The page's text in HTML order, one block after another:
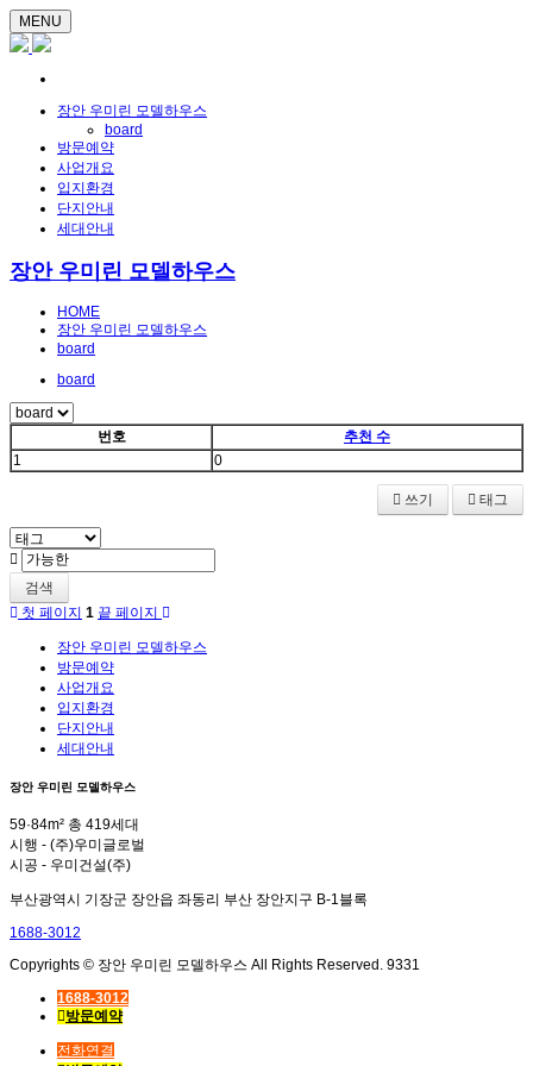
MENU
장안 우미린 모델하우스
board
방문예약
사업개요
입지환경
단지안내
세대안내
장안 우미린 모델하우스
HOME
장안 우미린 모델하우스
board
board
번호
추천 수
1
0
쓰기 태그
검색
첫 페이지 1 끝 페이지
장안 우미린 모델하우스
방문예약
사업개요
입지환경
단지안내
세대안내
장안 우미린 모델하우스
59·84m² 총 419세대
시행 - (주)우미글로벌
시공 - 우미건설(주)
부산광역시 기장군 장안읍 좌동리 부산 장안지구 B-1블록
1688-3012
Copyrights © 장안 우미린 모델하우스 All Rights Reserved. 9331
1688-3012
방문예약
전화연결